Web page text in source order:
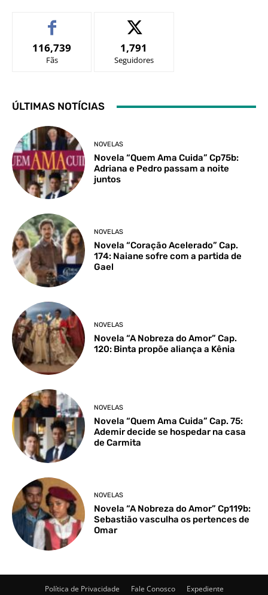
116,739
Fãs
1,791
Seguidores
ÚLTIMAS NOTÍCIAS
NOVELAS
Novela “Quem Ama Cuida” Cp75b:
Adriana e Pedro passam a noite
juntos
NOVELAS
Novela “Coração Acelerado” Cap.
174: Naiane sofre com a partida de
Gael
NOVELAS
Novela “A Nobreza do Amor” Cap.
120: Binta propõe aliança a Kênia
NOVELAS
Novela “Quem Ama Cuida” Cap. 75:
Ademir decide se hospedar na casa
de Carmita
NOVELAS
Novela “A Nobreza do Amor” Cp119b:
Sebastião vasculha os pertences de
Omar
Política de Privacidade Fale Conosco Expediente